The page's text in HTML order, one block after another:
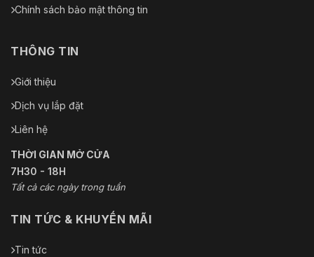
Chính sách bảo mật thông tin
THÔNG TIN
Giới thiệu
Dịch vụ lắp đặt
Liên hệ
THỜI GIAN MỞ CỬA
7H30 - 18H
Tất cả các ngày trong tuần
TIN TỨC & KHUYẾN MÃI
Tin tức